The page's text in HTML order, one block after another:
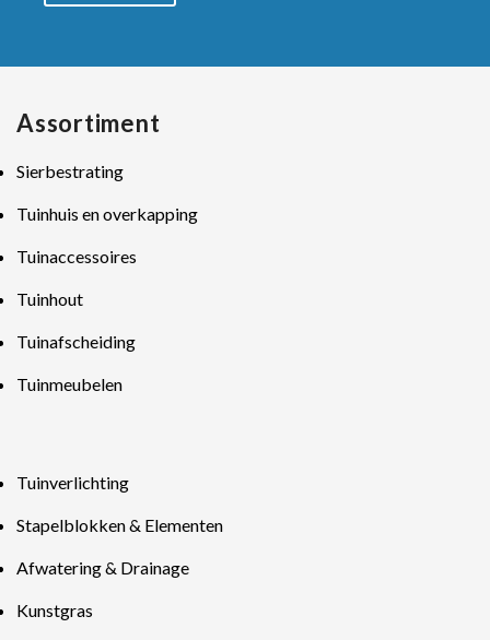
Assortiment
Sierbestrating
Tuinhuis en overkapping
Tuinaccessoires
Tuinhout
Tuinafscheiding
Tuinmeubelen
Tuinverlichting
Stapelblokken & Elementen
Afwatering & Drainage
Kunstgras